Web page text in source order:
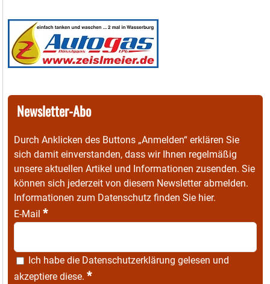
Newsletter-Abo
Durch Anklicken des Buttons „Anmelden“ erklären Sie
sich damit einverstanden, dass wir Ihnen regelmäßig
unsere aktuellen Artikel und Informationen zusenden. Sie
können sich jederzeit von diesem Newsletter abmelden.
Informationen zum Datenschutz finden Sie hier.
E-Mail *
Ich habe die Datenschutzerklärung gelesen und
akzeptiere diese. *